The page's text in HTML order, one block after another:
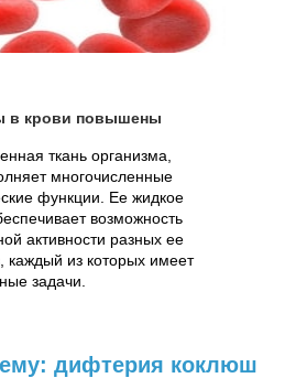
в крови повышены
ткань организма,
многочисленные
функции. Ее жидкое
возможность
активности разных ее
каждый из которых имеет
задачи.
дифтерия коклюш